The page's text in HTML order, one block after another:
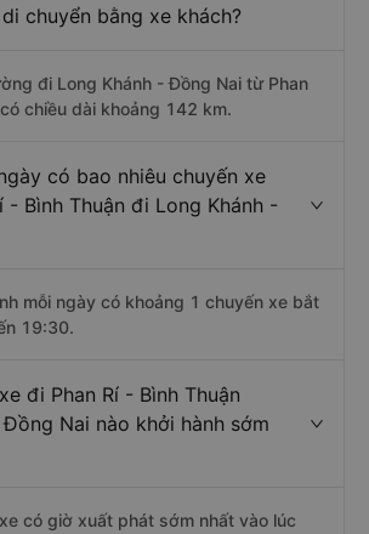
chuyển bằng xe khách?
đi Long Khánh - Đồng Nai từ Phan
chiều dài khoảng 142 km.
có bao nhiêu chuyến xe
- Bình Thuận đi Long Khánh -
mỗi ngày có khoảng 1 chuyến xe bắt
19:30.
đi Phan Rí - Bình Thuận
Nai nào khởi hành sớm
có giờ xuất phát sớm nhất vào lúc